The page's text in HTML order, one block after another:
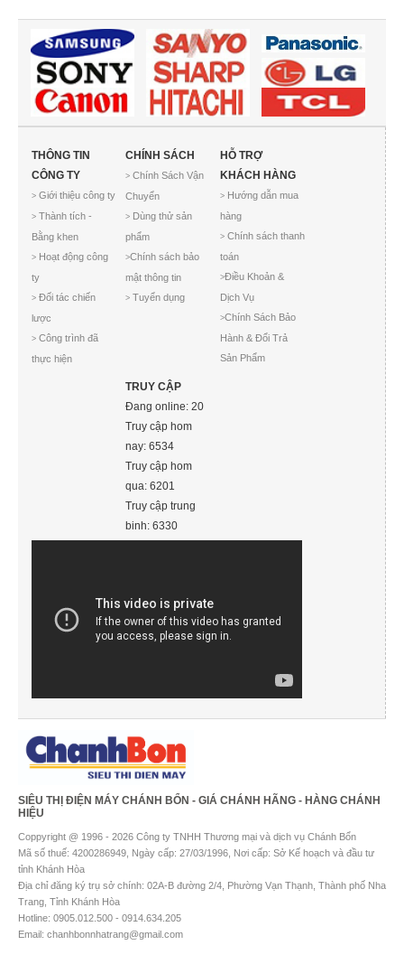
THÔNG TIN
CÔNG TY
> Giới thiệu công ty
> Thành tích -
Bằng khen
> Hoạt động công
ty
> Đối tác chiến
lược
> Công trình đã
thực hiện
CHÍNH SÁCH
> Chính Sách Vận
Chuyển
> Dùng thử sản
phẩm
>Chính sách bảo
mật thông tin
> Tuyển dụng
HỖ TRỢ
KHÁCH HÀNG
>Hướng dẫn mua
hàng
>Chính sách thanh
toán
>Điều Khoản &
Dịch Vụ
>Chính Sách Bảo
Hành & Đổi Trả
Sản Phẩm
TRUY CẬP
Đang online: 20
Truy cập hom
nay: 6534
Truy cập hom
qua: 6201
Truy cập trung
binh: 6330
SIÊU THỊ ĐIỆN MÁY CHÁNH BỔN - GIÁ CHÁNH HÃNG - HÀNG CHÁNH
HIỆU
Coppyright @ 1996 - 2026 Công ty TNHH Thương mại và dịch vụ Chánh Bổn
Mã số thuế: 4200286949, Ngày cấp: 27/03/1996, Nơi cấp: Sở Kế hoạch và đầu tư
tỉnh Khánh Hòa
Địa chỉ đăng ký trụ sở chính: 02A-B đường 2/4, Phường Vạn Thạnh, Thành phố Nha
Trang, Tỉnh Khánh Hòa
Hotline: 0905.012.500 - 0914.634.205
Email: chanhbonnhatrang@gmail.com